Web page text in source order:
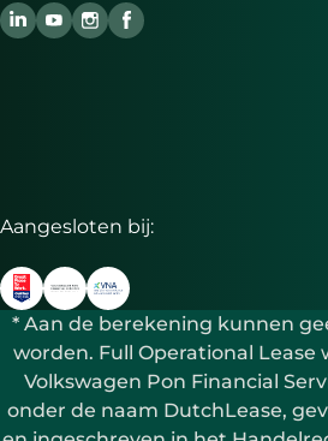
Aangesloten bij:
* Aan de berekening kunnen
worden. Full Operational
Volkswagen Pon Financial
onder de naam DutchLease,